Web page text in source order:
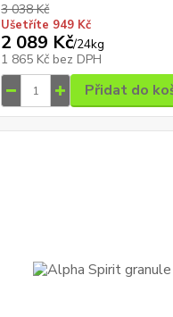
3 038 Kč
Ušetříte 949 Kč
2 089 Kč/24kg
1 865 Kč bez DPH
Přidat do